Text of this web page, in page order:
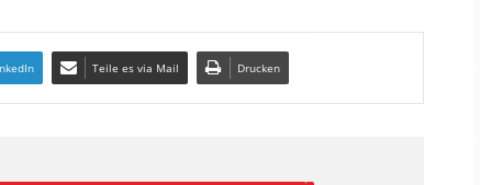
Teile es via Mail Drucken